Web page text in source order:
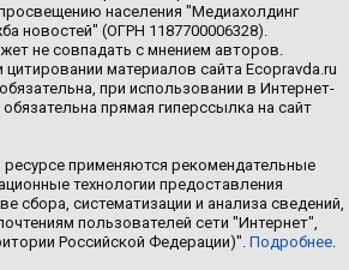
населения "Медиахолдинг
новостей" (ОГРН 1187700006328).
не совпадать с мнением авторов.
цитировании материалов сайта Ecopravda.ru
при использовании в Интернет-
обязательна прямая гиперссылка на сайт
применяются рекомендательные
технологии предоставления
сбора, систематизации и анализа сведений,
пользователей сети "Интернет",
Российской Федерации)". Подробнее